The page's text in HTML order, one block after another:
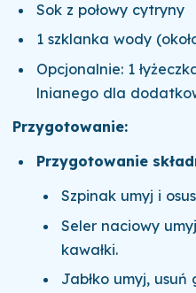
Sok z połowy cytryny
1 szklanka wody
Opcjonalnie: 1
lnianego dla
Przygotowanie:
Przygotowanie
Szpinak umyj i
Seler naciowy
kawałki.
Jabłko umyj,